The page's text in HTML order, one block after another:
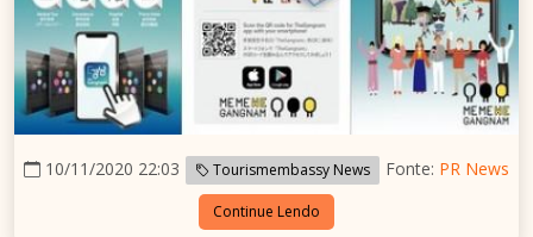
10/11/2020 22:03 Tourismembassy News Fonte: PR News
Continue Lendo